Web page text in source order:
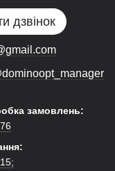
дзвінок
замовлень: